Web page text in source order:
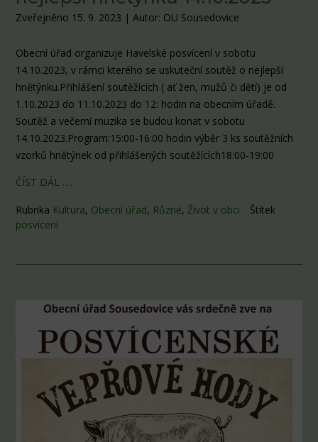
Zveřejněno 15. 9. 2023 | Autor: OU Sousedovice
Obecní úřad organizuje Havelské posvícení v sobotu
14.10.2023, v rámci kterého se uskuteční soutěž o nejlepší
hnětýnku.Přihlášení soutěžících ( ať žen, mužů či dětí) je od
1.10.2023 do 11.10.2023 do 12: hodin na obecním úřadě.
Soutěž a večerní muzika se budou konat v sobotu
14.10.2023.Program:15:00-16:00 hodin výběr 3 ks soutěžních
vzorků hnětýnek od přihlášených soutěžících18:00-19:00
ČÍST DÁL ….
Rubrika Kultura, Obecní úřad, Různé, Život v obci
Štítek
posvícení